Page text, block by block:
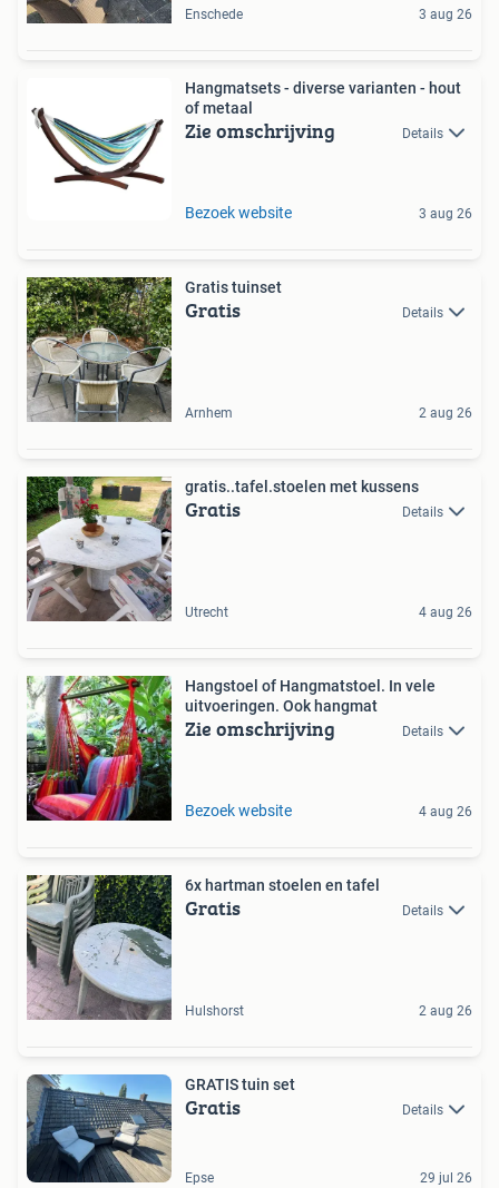
Enschede 3 aug 26
Hangmatsets - diverse varianten - hout
of metaal
Zie omschrijving Details
Bezoek website 3 aug 26
Gratis tuinset
Gratis Details
Arnhem 2 aug 26
gratis..tafel.stoelen met kussens
Gratis Details
Utrecht 4 aug 26
Hangstoel of Hangmatstoel. In vele
uitvoeringen. Ook hangmat
Zie omschrijving Details
Bezoek website 4 aug 26
6x hartman stoelen en tafel
Gratis Details
Hulshorst 2 aug 26
GRATIS tuin set
Gratis Details
Epse 29 jul 26